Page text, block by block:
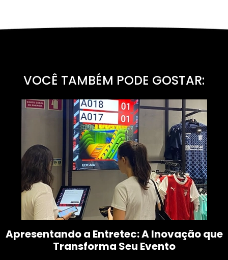
VOCÊ TAMBÉM PODE GOSTAR:
Apresentando a Entretec: A Inovação que
Transforma Seu Evento